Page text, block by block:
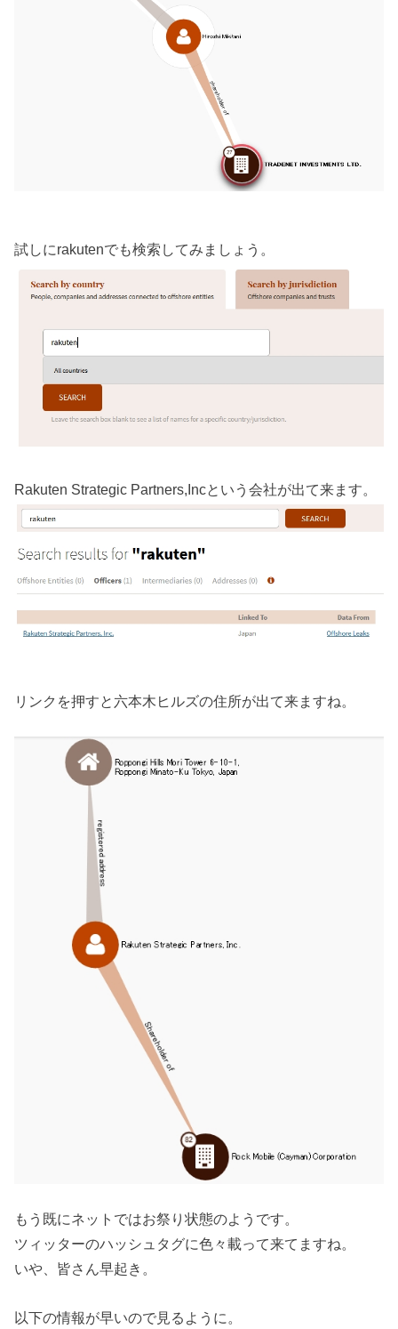
試しにrakutenでも検索してみましょう。
Rakuten Strategic Partners,Incという会社が出て来ます。
リンクを押すと六本木ヒルズの住所が出て来ますね。
もう既にネットではお祭り状態のようです。
ツィッターのハッシュタグに色々載って来てますね。
いや、皆さん早起き。
以下の情報が早いので見るように。